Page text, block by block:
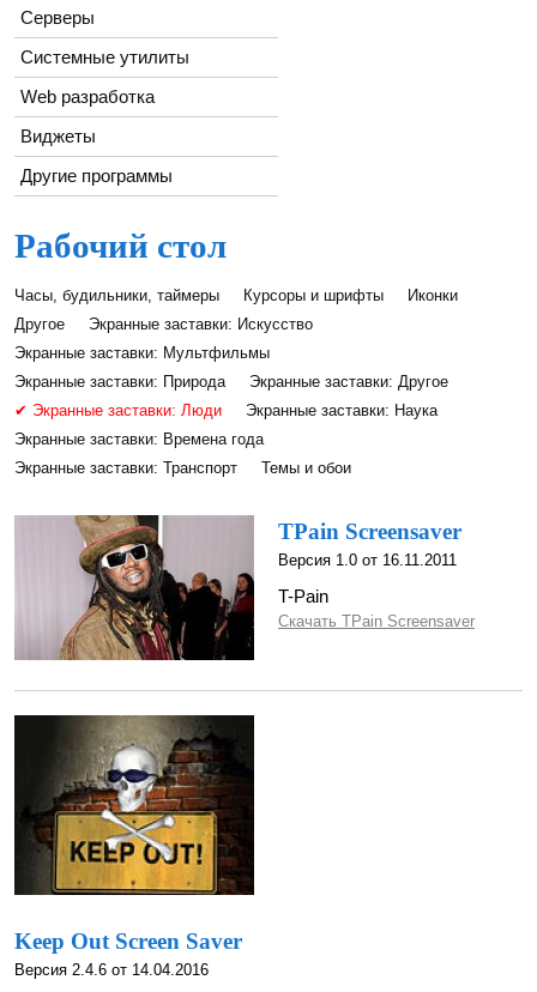
Серверы
Системные утилиты
Web разработка
Виджеты
Другие программы
Рабочий стол
Часы, будильники, таймеры Курсоры и шрифты
Иконки
Другое
Экранные заставки: Искусство
Экранные заставки: Мультфильмы
Экранные заставки: Природа
Экранные заставки: Другое
✔ Экранные заставки: Люди
Экранные заставки: Наука
Экранные заставки: Времена года
Экранные заставки: Транспорт
Темы и обои
TPain Screensaver
Версия 1.0 от 16.11.2011
T-Pain
Скачать TPain Screensaver
Keep Out Screen Saver
Версия 2.4.6 от 14.04.2016